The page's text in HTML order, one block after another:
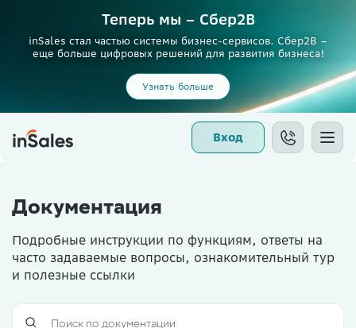
Теперь мы – Сбер2B
inSales стал частью системы бизнес-сервисов. Сбер2В –
еще больше цифровых решений для развития бизнеса!
Узнать больше
Вход
Документация
Подробные инструкции по функциям, ответы на
часто задаваемые вопросы, ознакомительный тур
и полезные ссылки